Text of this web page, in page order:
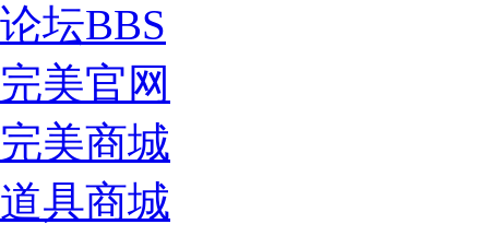
论坛BBS
完美官网
完美商城
道具商城